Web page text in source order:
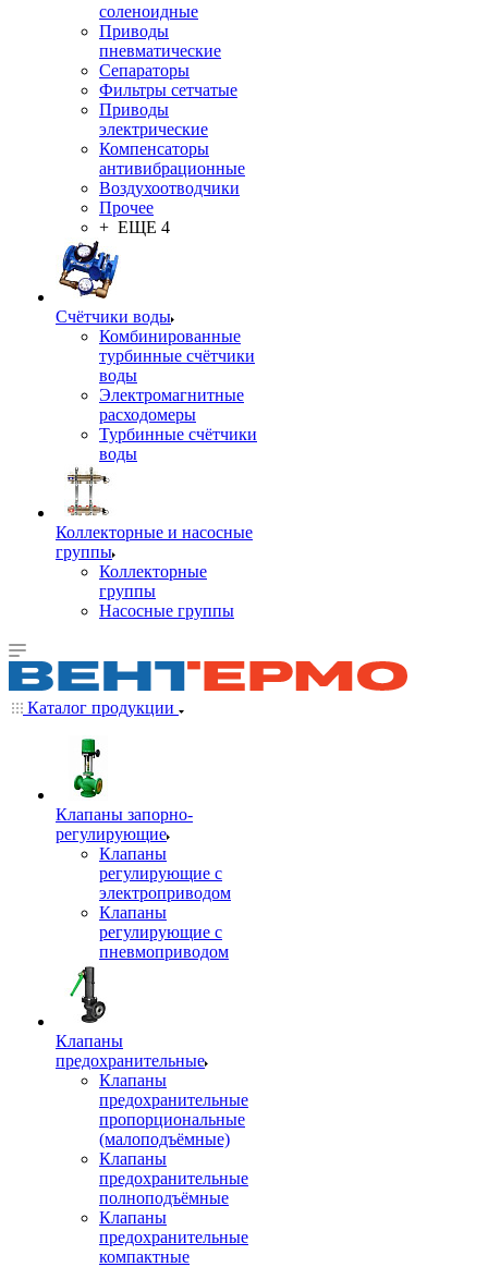
соленоидные
Приводы
пневматические
Сепараторы
Фильтры сетчатые
Приводы
электрические
Компенсаторы
антивибрационные
Воздухоотводчики
Прочее
+ ЕЩЕ 4
Счётчики воды
Комбинированные
турбинные счётчики
воды
Электромагнитные
расходомеры
Турбинные счётчики
воды
Коллекторные и насосные
группы
Коллекторные
группы
Насосные группы
Каталог продукции
Клапаны запорно-
регулирующие
Клапаны
регулирующие с
электроприводом
Клапаны
регулирующие с
пневмоприводом
Клапаны
предохранительные
Клапаны
предохранительные
пропорциональные
(малоподъёмные)
Клапаны
предохранительные
полноподъёмные
Клапаны
предохранительные
компактные